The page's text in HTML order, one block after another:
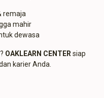
remaja
mahir
dewasa
OAKLEARN CENTER siap
karier Anda.